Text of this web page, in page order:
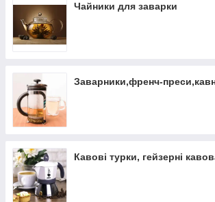
Чайники для заварки
Заварники,френч-
Кавові турки, гейзерні